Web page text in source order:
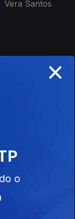
Vera Santos
Apresentação |
12 dez. 2025
Solange Vieira
×
o